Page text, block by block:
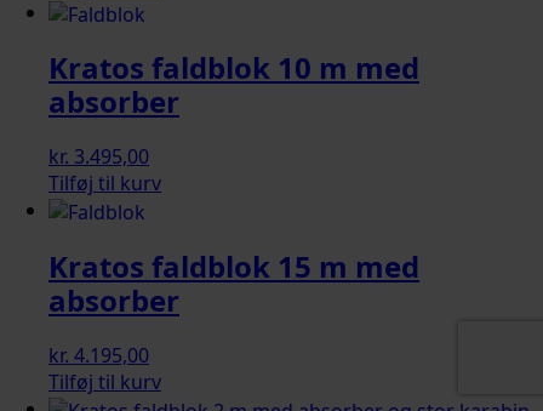
Kratos faldblok 10 m med
absorber
kr. 3.495,00
Tilføj til kurv
Kratos faldblok 15 m med
absorber
kr. 4.195,00
Tilføj til kurv